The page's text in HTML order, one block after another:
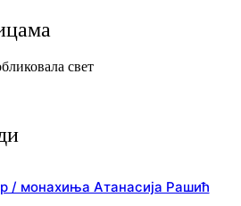
свет
/ монахиња Атанасија Рашић